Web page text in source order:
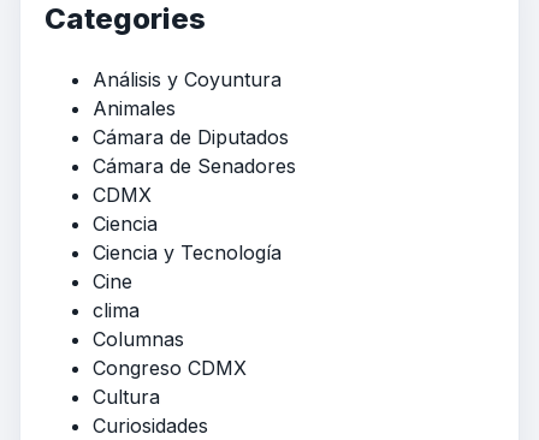
Categories
Análisis y Coyuntura
Animales
Cámara de Diputados
Cámara de Senadores
CDMX
Ciencia
Ciencia y Tecnología
Cine
clima
Columnas
Congreso CDMX
Cultura
Curiosidades